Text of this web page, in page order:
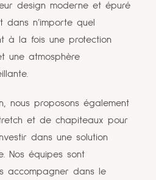
design moderne et épuré
dans n’importe quel
à la fois une protection
une atmosphère
nous proposons également
et de chapiteaux pour
dans une solution
Nos équipes sont
accompagner dans le